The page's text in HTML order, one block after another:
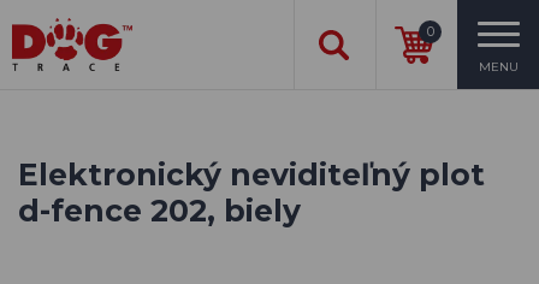
0
MENU
Elektronický neviditeľný plot
d-fence 202, biely